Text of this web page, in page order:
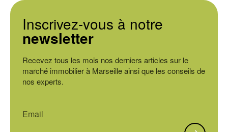
Inscrivez-vous à notre
newsletter
Recevez tous les mois nos derniers articles sur le
marché immobilier à Marseille ainsi que les conseils de
nos experts.